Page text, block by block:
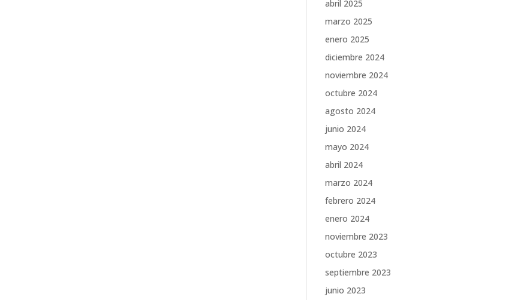
abril 2025
marzo 2025
enero 2025
diciembre 2024
noviembre 2024
octubre 2024
agosto 2024
junio 2024
mayo 2024
abril 2024
marzo 2024
febrero 2024
enero 2024
noviembre 2023
octubre 2023
septiembre 2023
junio 2023